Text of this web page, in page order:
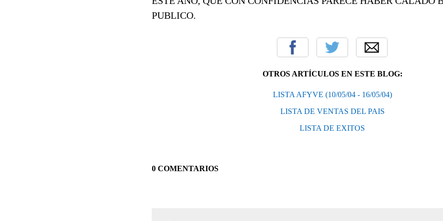
PUBLICO.
OTROS ARTÍCULOS EN ESTE BLOG:
LISTA AFYVE (10/05/04 - 16/05/04)
LISTA DE VENTAS DEL PAIS
LISTA DE EXITOS
0 COMENTARIOS